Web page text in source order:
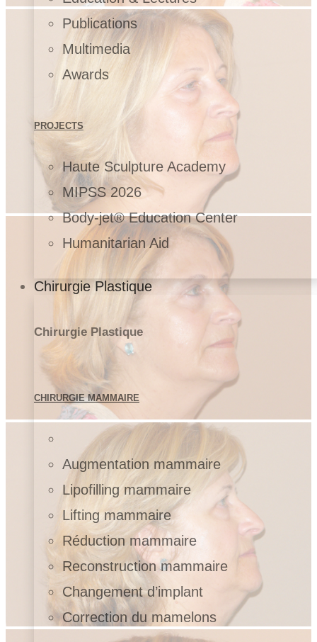
Publications
Multimedia
Awards
PROJECTS
Haute Sculpture Academy
MIPSS 2026
Body-jet® Education Center
Humanitarian Aid
Chirurgie Plastique
Chirurgie Plastique
CHIRURGIE MAMMAIRE
Augmentation mammaire
Lipofilling mammaire
Lifting mammaire
Réduction mammaire
Reconstruction mammaire
Changement d’implant
Correction du mamelons